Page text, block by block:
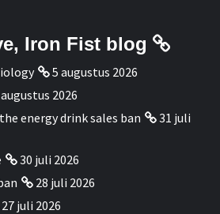
Iron Fist blog
5 augustus 2026
2026
energy drink sales ban
31 juli
30 juli 2026
28 juli 2026
27 juli 2026